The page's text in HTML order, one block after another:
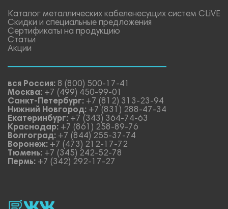
Каталог металлических кабеленесущих систем CLiVE
Скидки и специальные предложения
Сертификаты на продукцию
Статьи
Акции
вся Россия: 8 (800) 500-17-41
Москва: +7 (499) 450-99-01
Санкт-Петербург: +7 (812) 313-23-94
Нижний Новгород: +7 (831) 288-47-34
Екатеринбург: +7 (343) 364-74-63
Краснодар: +7 (861) 258-89-76
Волгоград: +7 (844) 255-37-74
Воронеж: +7 (473) 212-17-72
Тюмень: +7 (345) 242-52-78
Пермь: +7 (342) 292-17-27
rutubevk_video.
Vk.